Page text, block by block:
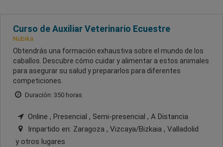
Curso de Auxiliar Veterinario Ecuestre
Nubika
Obtendrás una formación exhaustiva sobre el mundo de los
caballos. Descubre cómo cuidar y alimentar a estos animales
para asegurar su salud y prepararlos para diferentes
competiciones.
Duración: 350 horas
Online , Presencial , Semi-presencial , A Distancia
Impartido en: Zaragoza , Vizcaya/Bizkaia , Valladolid
y otros lugares